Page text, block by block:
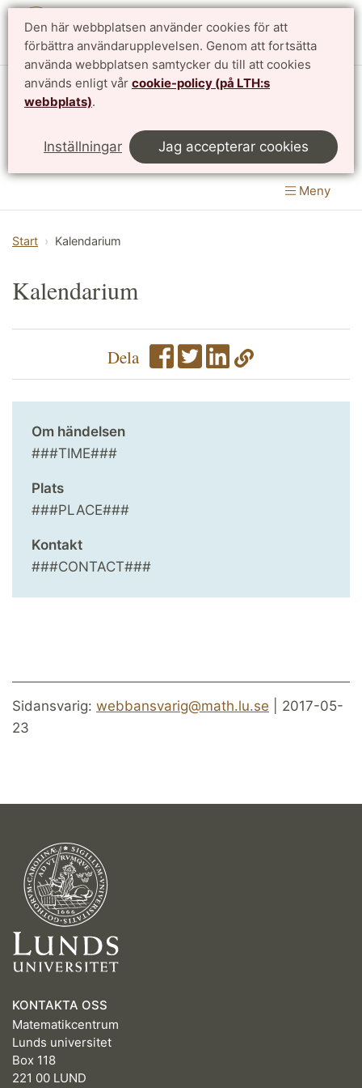
Den här webbplatsen använder cookies för att
förbättra användarupplevelsen. Genom att fortsätta
använda webbplatsen samtycker du till att cookies
används enligt vår cookie-policy (på LTH:s
webbplats).
Inställningar Jag accepterar cookies
Matematikcentrum
LTH, Lunds Tekniska Högskola&
Naturvetenskapliga fakulteten
Meny
Start Kalendarium
Kalendarium
Dela
Om händelsen
###TIME###
Plats
###PLACE###
Kontakt
###CONTACT###
Sidansvarig: webbansvarig@math.lu.se | 2017-05-
23
KONTAKTA OSS
Matematikcentrum
Lunds universitet
Box 118
221 00 LUND